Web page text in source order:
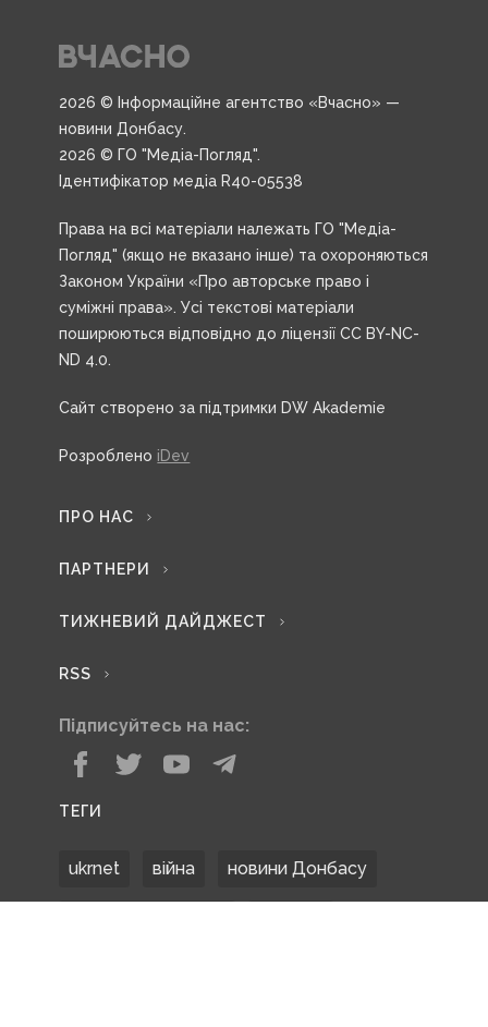
2026 © Інформаційне агентство «Вчасно» —
новини Донбасу.
2026 © ГО "Медіа-Погляд".
Ідентифікатор медіа R40-05538
Права на всі матеріали належать ГО "Медіа-
Погляд" (якщо не вказано інше) та охороняються
Законом України «Про авторське право і
суміжні права». Усі текстові матеріали
поширюються відповідно до ліцензії CC BY-NC-
ND 4.0.
Сайт створено за підтримки DW Akademie
Розроблено iDev
ПРО НАС
ПАРТНЕРИ
ТИЖНЕВИЙ ДАЙДЖЕСТ
RSS
Підписуйтесь на нас:
ТЕГИ
ukrnet війна новини Донбасу